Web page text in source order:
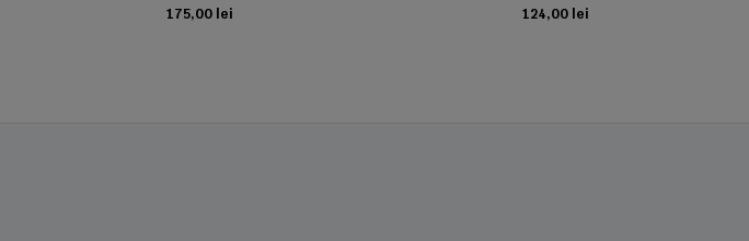
175,00 lei
ADAUGA IN COS 124,00 lei
ADAUGA IN COS